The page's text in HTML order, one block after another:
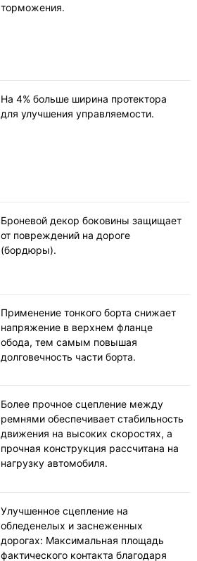
торможения.
На 4% больше ширина протектора
для улучшения управляемости.
Броневой декор боковины защищает
от повреждений на дороге
(бордюры).
Применение тонкого борта снижает
напряжение в верхнем фланце
обода, тем самым повышая
долговечность части борта.
Более прочное сцепление между
ремнями обеспечивает стабильность
движения на высоких скоростях, а
прочная конструкция рассчитана на
нагрузку автомобиля.
Улучшенное сцепление на
обледенелых и заснеженных
дорогах: Максимальная площадь
фактического контакта благодаря